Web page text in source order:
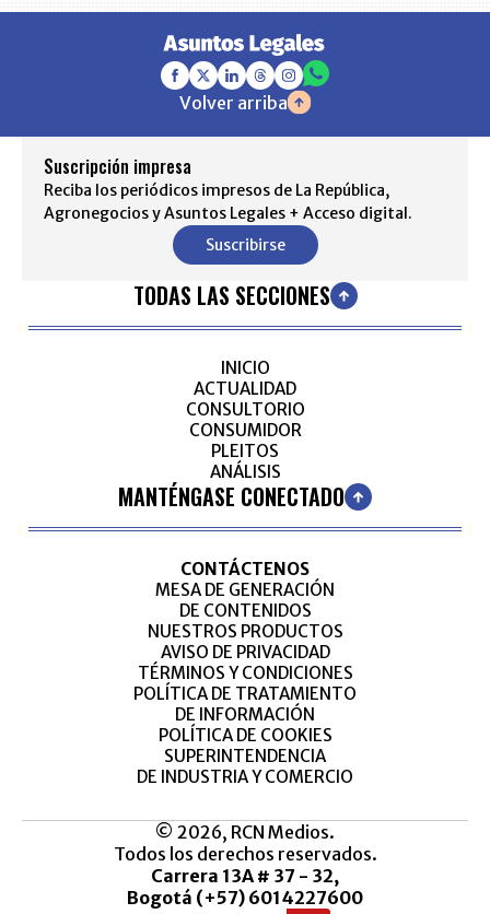
Volver arriba
Suscripción impresa
Reciba los periódicos impresos de La República,
Agronegocios y Asuntos Legales + Acceso digital.
Suscribirse
TODAS LAS SECCIONES
INICIO
ACTUALIDAD
CONSULTORIO
CONSUMIDOR
PLEITOS
ANÁLISIS
MANTÉNGASE CONECTADO
CONTÁCTENOS
MESA DE GENERACIÓN
DE CONTENIDOS
NUESTROS PRODUCTOS
AVISO DE PRIVACIDAD
TÉRMINOS Y CONDICIONES
POLÍTICA DE TRATAMIENTO
DE INFORMACIÓN
POLÍTICA DE COOKIES
SUPERINTENDENCIA
DE INDUSTRIA Y COMERCIO
© 2026, RCN Medios.
Todos los derechos reservados.
Carrera 13A # 37 - 32,
Bogotá (+57) 6014227600